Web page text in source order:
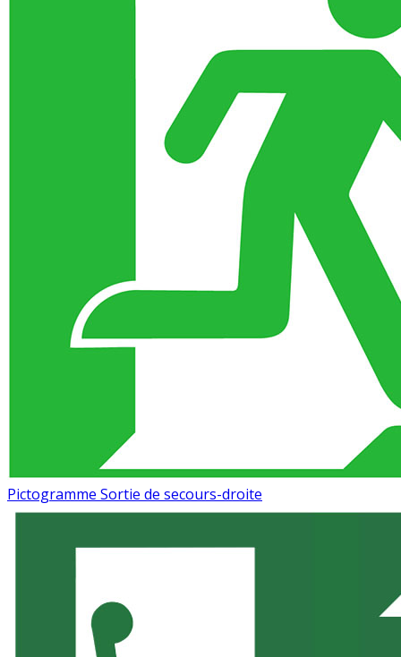
Pictogramme Sortie de secours-droite